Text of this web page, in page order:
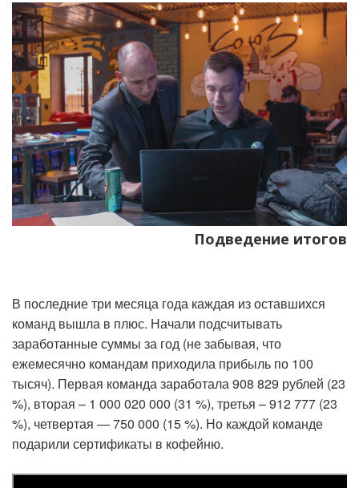
Подведение итогов
В последние три месяца года каждая из оставшихся
команд вышла в плюс. Начали подсчитывать
заработанные суммы за год (не забывая, что
ежемесячно командам приходила прибыль по 100
тысяч). Первая команда заработала 908 829 рублей (23
%), вторая – 1 000 020 000 (31 %), третья – 912 777 (23
%), четвертая — 750 000 (15 %). Но каждой команде
подарили сертификаты в кофейню.